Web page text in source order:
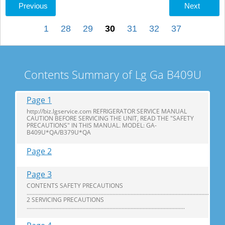
Previous Next
1 28 29 30 31 32 37
Contents Summary of Lg Ga B409U
Page 1
http://biz.lgservice.com REFRIGERATOR SERVICE MANUAL
CAUTION BEFORE SERVICING THE UNIT, READ THE "SAFETY
PRECAUTIONS" IN THIS MANUAL. MODEL: GA-
B409U*QA/B379U*QA
Page 2
Page 3
CONTENTS SAFETY PRECAUTIONS
2 SERVICING PRECAUTIONS
.........................................................................................................